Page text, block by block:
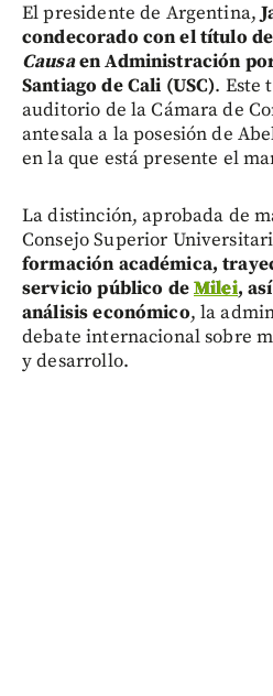
El presidente de Argentina,
condecorado con el título
Causaen Administración
Santiago de Cali (USC). Este
auditorio de la Cámara de
antesala a la posesión de
en la que está presente el
La distinción, aprobada de
Consejo Superior
formación académica,
servicio público deMilei,
análisis económico, la
debate internacional sobre
y desarrollo.